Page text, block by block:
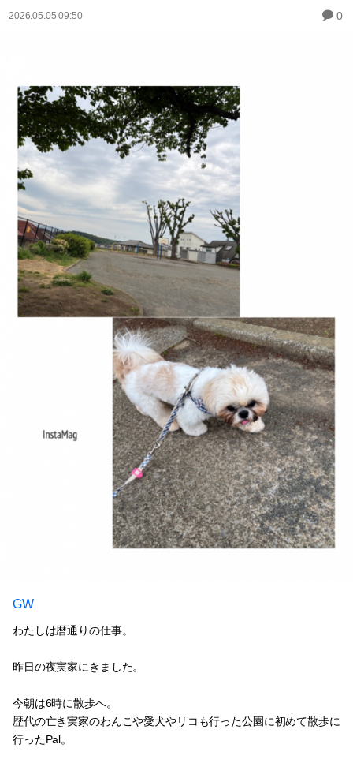
2026.05.05 09:50 0
GW
わたしは暦通りの仕事。
昨日の夜実家にきました。
今朝は6時に散歩へ。
歴代の亡き実家のわんこや愛犬やリコも行った公園に初めて散歩に
行ったPal。